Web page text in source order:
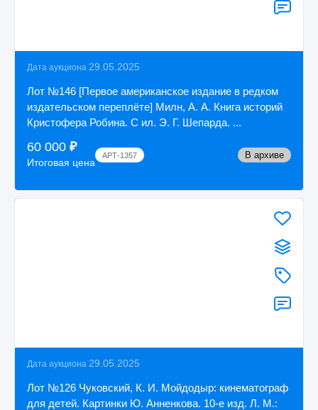
Дата аукциона 29.05.2025
Лот №146 [Первое американское издание в редком
издательском переплёте] Милн, А. А. Книга историй
Кристофера Робина. С ил. Э. Г. Шепарда. ...
60 000 ₽
Итоговая цена
АРТ-1357 В архиве
Дата аукциона 29.05.2025
Лот №126 Чуковский, К. И. Мойдодыр: кинематограф
для детей. Картинки Ю. Анненкова. 10-е изд. Л. М.: